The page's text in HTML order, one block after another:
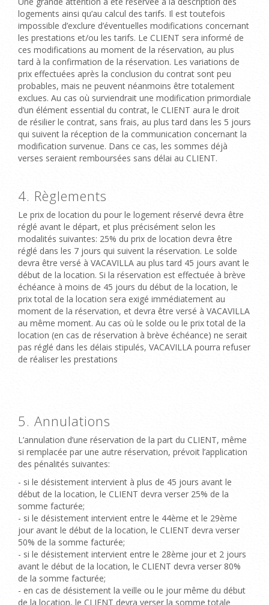
logements ainsi qu’au calcul des tarifs. Il est toutefois
impossible d’exclure d’éventuelles modifications concernant
les prestations et/ou les tarifs. Le CLIENT sera informé de
ces modifications au moment de la réservation, au plus
tard à la confirmation de la réservation. Les variations de
prix effectuées après la conclusion du contrat sont peu
probables, mais ne peuvent néanmoins être totalement
exclues. Au cas où surviendrait une modification primordiale
d’un élément essential du contrat, le CLIENT aura le droit
de résilier le contrat, sans frais, au plus tard dans les 5 jours
qui suivent la réception de la communication concernant la
modification survenue. Dans ce cas, les sommes déjà
verses seraient remboursées sans délai au CLIENT.
4. Règlements
Le prix de location du pour le logement réservé devra être
réglé avant le départ, et plus précisément selon les
modalités suivantes: 25% du prix de location devra être
réglé dans les 7 jours qui suivent la réservation. Le solde
devra être versé à VACAVILLA au plus tard 45 jours avant le
début de la location. Si la réservation est effectuée à brève
échéance à moins de 45 jours du début de la location, le
prix total de la location sera exigé immédiatement au
moment de la réservation, et devra être versé à VACAVILLA
au même moment. Au cas où le solde ou le prix total de la
location (en cas de réservation à brève échéance) ne serait
pas réglé dans les délais stipulés, VACAVILLA pourra refuser
de réaliser les prestations
5. Annulations
L’annulation d’une réservation de la part du CLIENT, même
si remplacée par une autre réservation, prévoit l’application
des pénalités suivantes:
- si le désistement intervient à plus de 45 jours avant le
début de la location, le CLIENT devra verser 25% de la
somme facturée;
- si le désistement intervient entre le 44ème et le 29ème
jour avant le début de la location, le CLIENT devra verser
50% de la somme facturée;
- si le désistement intervient entre le 28ème jour et 2 jours
avant le début de la location, le CLIENT devra verser 80%
de la somme facturée;
- en cas de désistement la veille ou le jour même du début
de la location, le CLIENT devra verser la somme totale